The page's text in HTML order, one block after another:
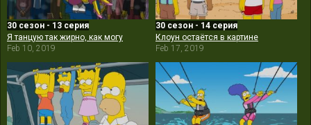
30 сезон - 13 серия
Я танцую так жирно, как могу
Feb 10, 2019
30 сезон - 14 серия
Клоун остаётся в картине
Feb 17, 2019